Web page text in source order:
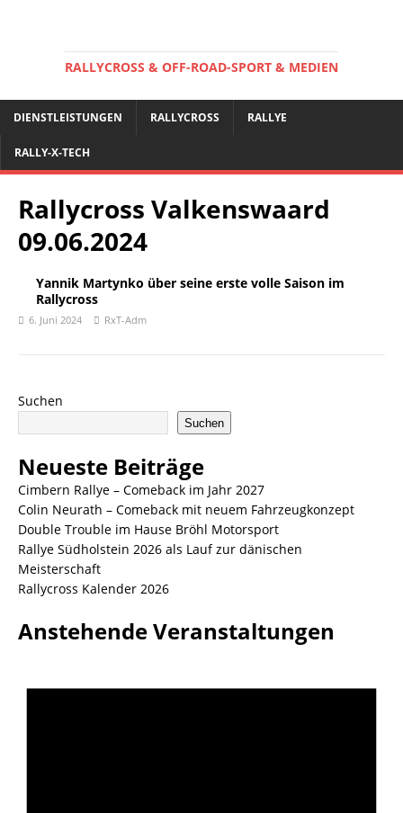
RALLYCROSS & OFF-ROAD-SPORT & MEDIEN
DIENSTLEISTUNGEN RALLYCROSS RALLYE
RALLY-X-TECH
Rallycross Valkenswaard
09.06.2024
Yannik Martynko über seine erste volle Saison im
Rallycross
6. Juni 2024 RxT-Adm
Suchen
Suchen
Neueste Beiträge
Cimbern Rallye – Comeback im Jahr 2027
Colin Neurath – Comeback mit neuem Fahrzeugkonzept
Double Trouble im Hause Bröhl Motorsport
Rallye Südholstein 2026 als Lauf zur dänischen
Meisterschaft
Rallycross Kalender 2026
Anstehende Veranstaltungen